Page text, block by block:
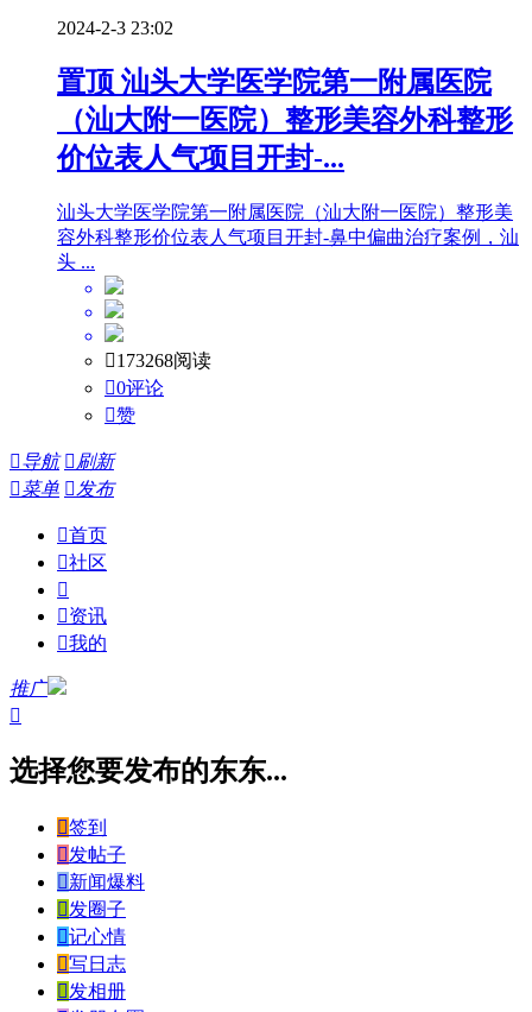
2024-2-3 23:02
置顶 汕头大学医学院第一附属医院
（汕大附一医院）整形美容外科整形
价位表人气项目开封-...
汕头大学医学院第一附属医院（汕大附一医院）整形美
容外科整形价位表人气项目开封-鼻中偏曲治疗案例，汕
头 ...
173268阅读
0评论
赞
导航 刷新
菜单 发布
首页
社区

资讯
我的
推广

选择您要发布的东东...
签到
发帖子
新闻爆料
发圈子
记心情
写日志
发相册